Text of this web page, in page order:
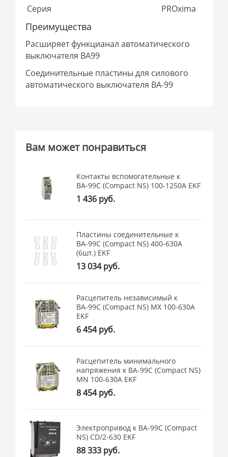
Серия PROxima
Преимущества
Расширяет функцианал автоматического
выключателя ВА99
Соединительные пластины для силового
автоматического выключателя ВА-99
Вам может понравиться
Контакты вспомогательные к
ВА-99С (Compact NS) 100-1250А EKF
1 436 руб.
Пластины соединительные к
ВА-99С (Compact NS) 400-630А
(6шт.) EKF
13 034 руб.
Расцепитель независимый к
ВА-99С (Compact NS) MX 100-630А
EKF
6 454 руб.
Расцепитель минимального
напряжения к ВА-99С (Compact NS)
MN 100-630А EKF
8 454 руб.
Электропривод к ВА-99С (Compact
NS) CD/2-630 EKF
88 333 руб.